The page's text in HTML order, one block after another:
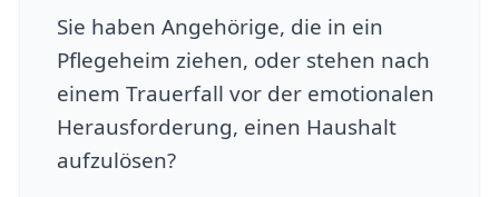
Sie haben Angehörige, die in ein
Pflegeheim ziehen, oder stehen nach
einem Trauerfall vor der emotionalen
Herausforderung, einen Haushalt
aufzulösen?